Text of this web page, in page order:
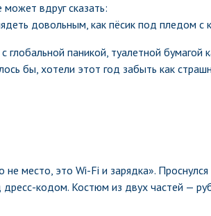
вдруг сказать:
довольным, как пёсик под пледом с
глобальной паникой, туалетной
бы, хотели этот год забыть как
место, это Wi-Fi и зарядка».
кодом. Костюм из двух частей —